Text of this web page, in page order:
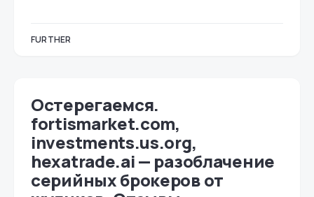
FURTHER
Остерегаемся.
fortismarket.com,
investments.us.org,
hexatrade.ai — разоблачение
серийных брокеров от